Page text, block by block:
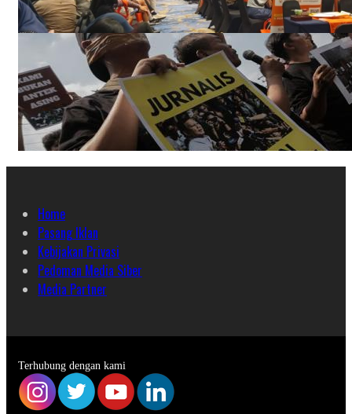
Home
Pasang Iklan
Kebijakan Privasi
Pedoman Media Siber
Media Partner
Terhubung dengan kami